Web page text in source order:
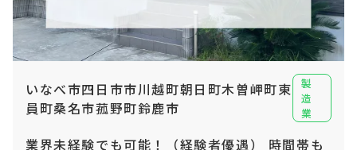
いなべ市四日市市川越町朝日町木曽岬町東
員町桑名市菰野町鈴鹿市
製
造
業
業界未経験でも可能！（経験者優遇） 時間帯も